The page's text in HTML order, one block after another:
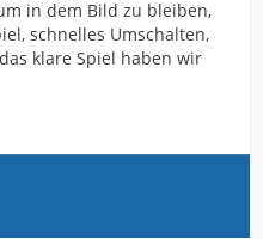
in dem Bild zu bleiben,
schnelles Umschalten,
klare Spiel haben wir